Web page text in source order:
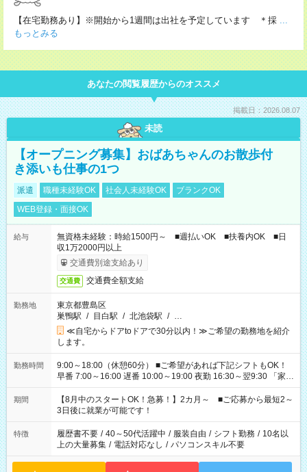
【在宅勤務あり】※開始から1週間は出社を予定しています ＊採 ...
もっとみる
あなたの閲覧履歴からのオススメ
掲載日：2026.08.07
未読
【オープニング募集】おばあちゃんのお散歩付
き添いも仕事の1つ
派遣 職種未経験OK 社会人未経験OK
ブランクOK
WEB登録・面接OK
給与
無資格未経験：時給1500円～ ■週払いOK ■扶養内OK ■日
収1万2000円以上
交通費別途支給あり
交通費 交通費全額支給
勤務地
東京都豊島区
巣鴨駅 / 目白駅 / 北池袋駅 / …
≪自宅からドアtoドアで30分以内！≫ご希望の勤務地を紹介
します。
勤務時間
9:00～18:00（休憩60分） ■ご希望があれば下記シフトもOK！
早番 7:00～16:00 遅番 10:00～19:00 夜勤 16:30～翌9:30 「家族
と休みを合わせたい」 「余裕を持って夕飯の準備がしたい」
「できれば残業はしたくない」 など、ご希望を教えてください
ね。 ※Wワーク希望の方へ 今ご覧のお仕事で希望する勤務時間
と、もう1つのお仕事の勤務時間。 合計で週40時間を超える場
合は応募できません。
期間
【8月中のスタートOK！急募！】2カ月～ ■ご応募から最短2～
3日後に就業が可能です！
特徴 履歴書不要 / 40～50代活躍中 / 服装自由 / シフト勤務 / 10名以
上の大量募集 / 電話対応なし / パソコンスキル不要